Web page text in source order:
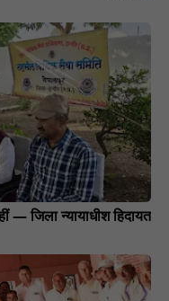
— जिला न्यायाधीश हिदायत